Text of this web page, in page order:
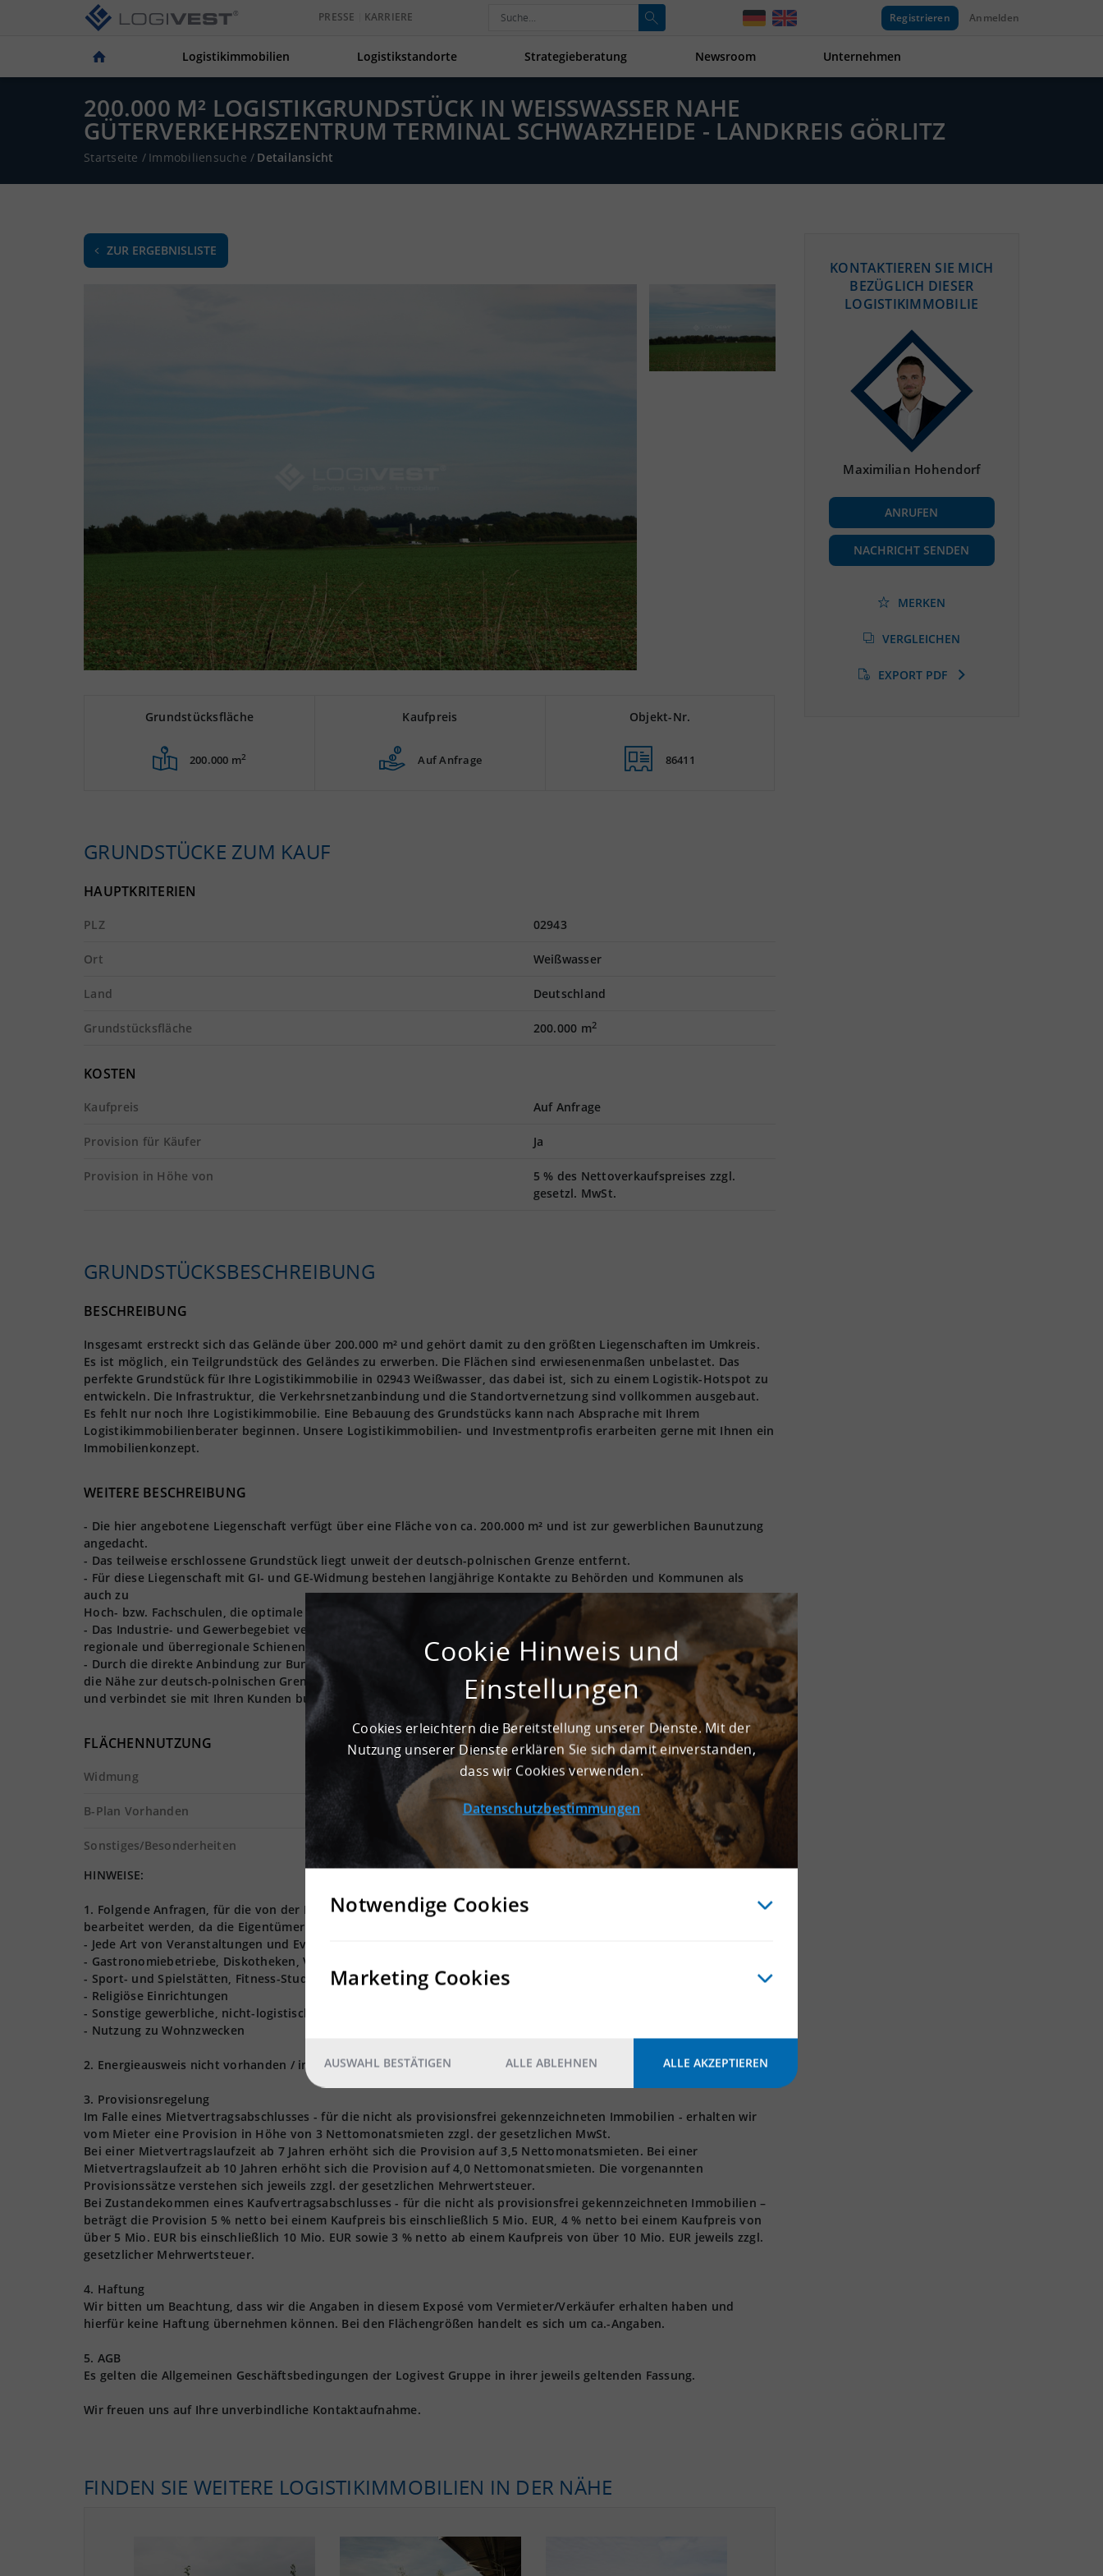
PRESSE KARRIERE Registrieren Anmelden
Logistikimmobilien Logistikstandorte Strategieberatung Newsroom Unternehmen
200.000 M² LOGISTIKGRUNDSTÜCK IN WEISSWASSER NAHE G
ÜTERVERKEHRSZENTRUM TERMINAL SCHWARZHEIDE - LANDKREIS GÖRLITZ
Startseite / Immobiliensuche / Detailansicht
ZUR ERGEBNISLISTE
Grundstücksfläche
200.000 m2
Kaufpreis
Auf Anfrage
Objekt-Nr.
86411
GRUNDSTÜCKE ZUM KAUF
HAUPTKRITERIEN
PLZ 02943
Ort Weißwasser
Land Deutschland
Grundstücksfläche 200.000 m2
KOSTEN
Kaufpreis Auf Anfrage
Provision für Käufer Ja
Provision in Höhe von
5 % des Nettoverkaufspreises zzgl.
gesetzl. MwSt.
GRUNDSTÜCKS­BESCHREIBUNG
BESCHREIBUNG
Insgesamt erstreckt sich das Gelände über 200.000 m² und gehört damit zu den größten Liegenschaften im Umkreis.
Es ist möglich, ein Teilgrundstück des Geländes zu erwerben. Die Flächen sind erwiesenenmaßen unbelastet. Das
perfekte Grundstück für Ihre Logistikimmobilie in 02943 Weißwasser, das dabei ist, sich zu einem Logistik-Hotspot zu
entwickeln. Die Infrastruktur, die Verkehrsnetzanbindung und die Standortvernetzung sind vollkommen ausgebaut.
Es fehlt nur noch Ihre Logistikimmobilie. Eine Bebauung des Grundstücks kann nach Absprache mit Ihrem
Logistikimmobilienberater beginnen. Unsere Logistikimmobilien- und Investmentprofis erarbeiten gerne mit Ihnen ein
Immobilienkonzept.
WEITERE BESCHREIBUNG
- Die hier angebotene Liegenschaft verfügt über eine Fläche von ca. 200.000 m² und ist zur gewerblichen Baunutzung
angedacht.
- Das teilweise erschlossene Grundstück liegt unweit der deutsch-polnischen Grenze entfernt.
- Für diese Liegenschaft mit GI- und GE-Widmung bestehen langjährige Kontakte zu Behörden und Kommunen als
auch zu
Hoch- bzw. Fachschulen, die optimale Voraussetzungen für eine erfolgreiche Ansiedlung bieten.
- Das Industrie- und Gewerbegebiet verfügt zudem über einen Gleisanschluss und ist somit hervorragend an das
regionale und überregionale Schienennetz angebunden.
- Durch die direkte Anbindung zur Bundesstraße auf der man nach einigen Kilometern die A4 erreicht als auch durch
die Nähe zur deutsch-polnischen Grenze, ist dieses Grundstück verkehrstechnisch ausgesprochen attraktiv gelegen
und verbindet sie mit Ihren Kunden bundes- als auch weltweit.
FLÄCHENNUTZUNG
Widmung GE, GI
B-Plan Vorhanden Nein
Sonstiges/Besonderheiten
HINWEISE:
1. Folgende Anfragen, für die von der Logivest GmbH angebotenen Grundstücke und Bestandsflächen können nicht
bearbeitet werden, da die Eigentümer nur Lager, Logistik, Produktion und Light Industrial als Nutzung wünschen!
- Jede Art von Veranstaltungen und Events (Hochzeiten, Flohmärkte, Konzerte, Filmdrehs etc.)
- Gastronomiebetriebe, Diskotheken, Vergnügungsstätten
- Sport- und Spielstätten, Fitness-Studios
- Religiöse Einrichtungen
- Sonstige gewerbliche, nicht-logistische Nutzung wie Hundeschulen
- Nutzung zu Wohnzwecken
2. Energieausweis nicht vorhanden / in Bearbeitung
3. Provisionsregelung
Im Falle eines Mietvertragsabschlusses - für die nicht als provisionsfrei gekennzeichneten Immobilien - erhalten wir
vom Mieter eine Provision in Höhe von 3 Nettomonatsmieten zzgl. der gesetzlichen MwSt.
Bei einer Mietvertragslaufzeit ab 7 Jahren erhöht sich die Provision auf 3,5 Nettomonatsmieten. Bei einer
Mietvertragslaufzeit ab 10 Jahren erhöht sich die Provision auf 4,0 Nettomonatsmieten. Die vorgenannten
Provisionssätze verstehen sich jeweils zzgl. der gesetzlichen Mehrwertsteuer.
Bei Zustandekommen eines Kaufvertragsabschlusses - für die nicht als provisionsfrei gekennzeichneten Immobilien –
beträgt die Provision 5 % netto bei einem Kaufpreis bis einschließlich 5 Mio. EUR, 4 % netto bei einem Kaufpreis von
über 5 Mio. EUR bis einschließlich 10 Mio. EUR sowie 3 % netto ab einem Kaufpreis von über 10 Mio. EUR jeweils zzgl.
gesetzlicher Mehrwertsteuer.
4. Haftung
Wir bitten um Beachtung, dass wir die Angaben in diesem Exposé vom Vermieter/Verkäufer erhalten haben und
hierfür keine Haftung übernehmen können. Bei den Flächengrößen handelt es sich um ca.-Angaben.
5. AGB
Es gelten die Allgemeinen Geschäftsbedingungen der Logivest Gruppe in ihrer jeweils geltenden Fassung.
Wir freuen uns auf Ihre unverbindliche Kontaktaufnahme.
FINDEN SIE WEITERE LOGISTIKIMMOBILIEN IN DER NÄHE
KONTAKTIEREN SIE MICH
BEZÜGLICH DIESER
LOGISTIKIMMOBILIE
Maximilian Hohendorf
ANRUFEN
NACHRICHT SENDEN
MERKEN
VERGLEICHEN
EXPORT PDF
Cookie Hinweis und
Einstellungen
Cookies erleichtern die Bereitstellung unserer Dienste. Mit der
Nutzung unserer Dienste erklären Sie sich damit einverstanden,
dass wir Cookies verwenden.
Datenschutzbestimmungen
Notwendige Cookies
Marketing Cookies
AUSWAHL BESTÄTIGEN ALLE ABLEHNEN ALLE AKZEPTIEREN